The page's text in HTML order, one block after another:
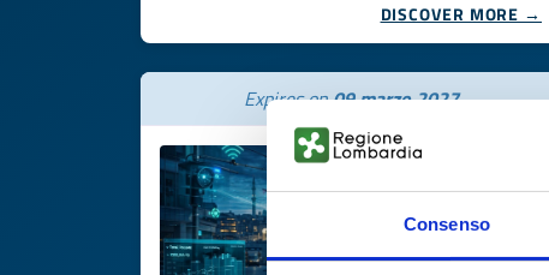
Consenso
DISCOVER MORE →
Expires on09 marzo 2027